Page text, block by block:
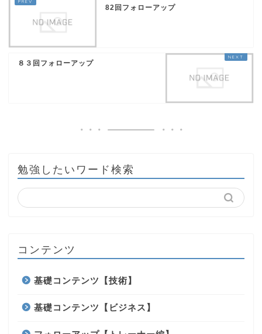
82回フォローアップ
８３回フォローアップ
勉強したいワード検索
コンテンツ
基礎コンテンツ【技術】
基礎コンテンツ【ビジネス】